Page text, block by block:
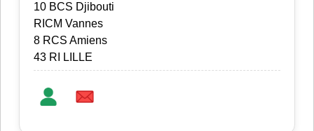
10 BCS Djibouti
RICM Vannes
8 RCS Amiens
43 RI LILLE